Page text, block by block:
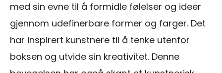
med sin evne til å formidle følelser og ideer
gjennom udefinerbare former og farger. Det
har inspirert kunstnere til å tenke utenfor
boksen og utvide sin kreativitet. Denne